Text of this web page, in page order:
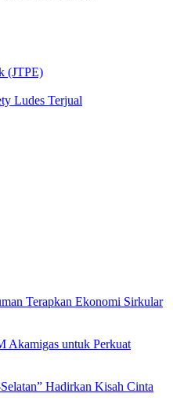
(JTPE)
Ludes Terjual
Terapkan Ekonomi Sirkular
Akamigas untuk Perkuat
Hadirkan Kisah Cinta